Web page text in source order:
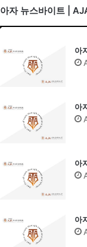
아자 뉴스바이트 |
아
아
아
아